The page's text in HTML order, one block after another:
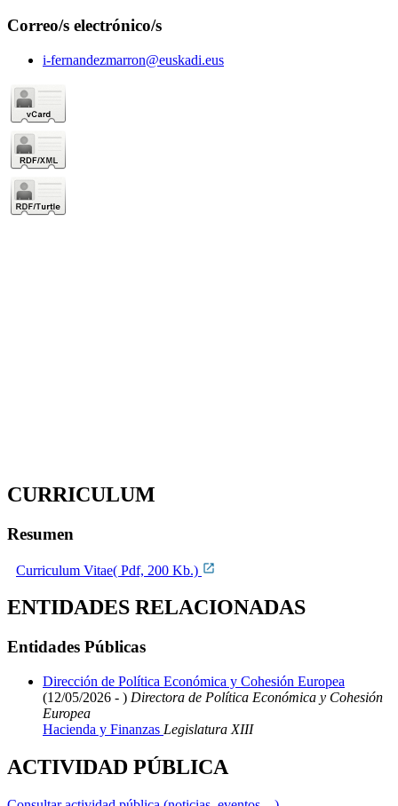
Correo/s electrónico/s
i-fernandezmarron@euskadi.eus
CURRICULUM
Resumen
Curriculum Vitae( Pdf, 200 Kb.)
ENTIDADES RELACIONADAS
Entidades Públicas
Dirección de Política Económica y Cohesión Europea
(12/05/2026 - ) Directora de Política Económica y Cohesión
Europea
Hacienda y Finanzas Legislatura XIII
ACTIVIDAD PÚBLICA